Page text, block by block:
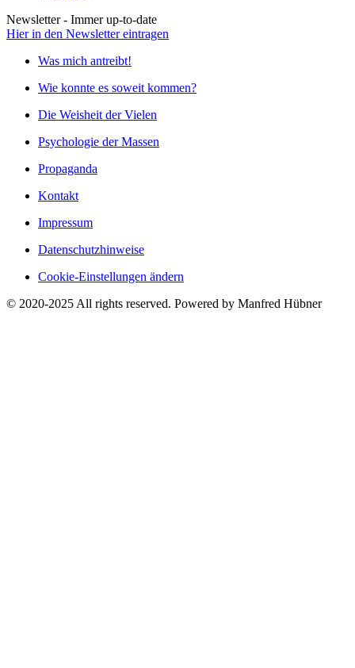
Newsletter - Immer up-to-date
Hier in den Newsletter eintragen
Was mich antreibt!
Wie konnte es soweit kommen?
Die Weisheit der Vielen
Psychologie der Massen
Propaganda
Kontakt
Impressum
Datenschutzhinweise
Cookie-Einstellungen ändern
© 2020-2025 All rights reserved. Powered by Manfred Hübner